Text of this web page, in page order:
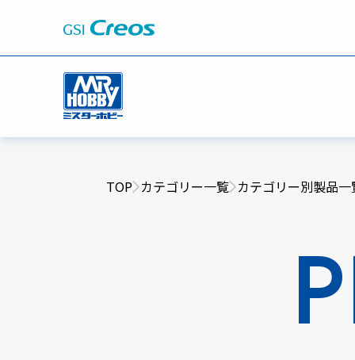
TOP カテゴリー一覧 カテゴリー別製品一